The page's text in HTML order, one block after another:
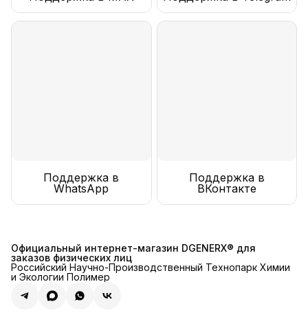
Поддержка в
WhatsApp
Поддержка в
ВКонтакте
Официальный интернет-магазин DGENERX® для
заказов физических лиц
Российский Научно-Производственный Технопарк Химии
и Экологии Полимер